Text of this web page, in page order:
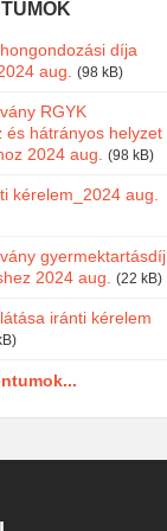
díja
aug. (98 kB)
RGYK
és hátrányos helyzet
2024 aug. (98 kB)
kérelem_2024 aug.
gyermektartásdíj
2024 aug. (22 kB)
iránti kérelem